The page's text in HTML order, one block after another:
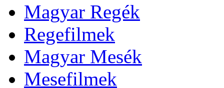
Magyar Regék
Regefilmek
Magyar Mesék
Mesefilmek